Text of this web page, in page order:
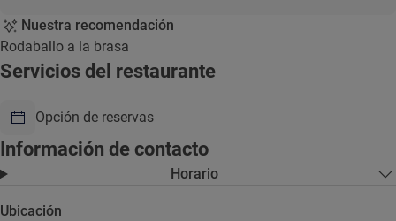
Nuestra recomendación
Rodaballo a la brasa
Servicios del restaurante
Opción de reservas
Información de contacto
Horario
Ubicación